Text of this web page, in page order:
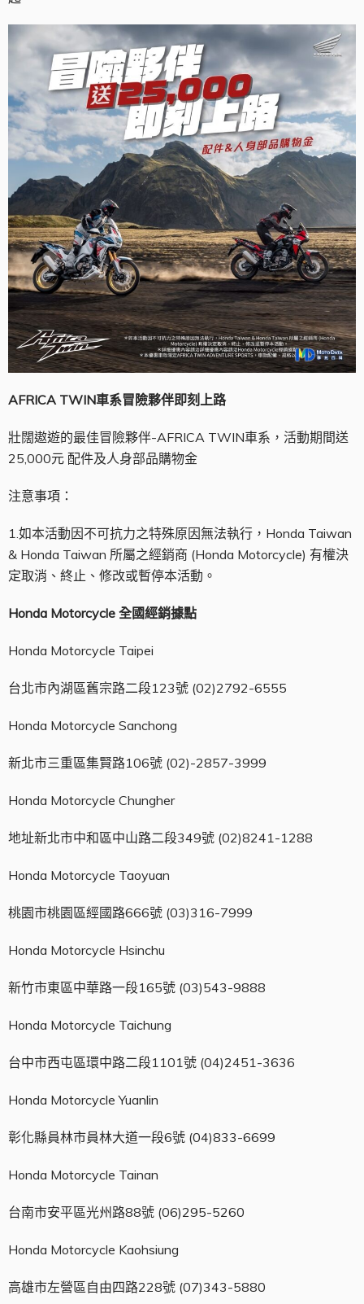
AFRICA TWIN車系冒險夥伴即刻上路
壯闊遨遊的最佳冒險夥伴-AFRICA TWIN車系，活動期間送
25,000元 配件及人身部品購物金
注意事項：
1.如本活動因不可抗力之特殊原因無法執行，Honda Taiwan
& Honda Taiwan 所屬之經銷商 (Honda Motorcycle) 有權決
定取消、終止、修改或暫停本活動。
Honda Motorcycle 全國經銷據點
Honda Motorcycle Taipei
台北市內湖區舊宗路二段123號 (02)2792-6555
Honda Motorcycle Sanchong
新北市三重區集賢路106號 (02)-2857-3999
Honda Motorcycle Chungher
地址新北市中和區中山路二段349號 (02)8241-1288
Honda Motorcycle Taoyuan
桃園市桃園區經國路666號 (03)316-7999
Honda Motorcycle Hsinchu
新竹市東區中華路一段165號 (03)543-9888
Honda Motorcycle Taichung
台中市西屯區環中路二段1101號 (04)2451-3636
Honda Motorcycle Yuanlin
彰化縣員林市員林大道一段6號 (04)833-6699
Honda Motorcycle Tainan
台南市安平區光州路88號 (06)295-5260
Honda Motorcycle Kaohsiung
高雄市左營區自由四路228號 (07)343-5880